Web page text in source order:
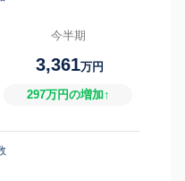
今半期
3,361万円
297万円の増加↑